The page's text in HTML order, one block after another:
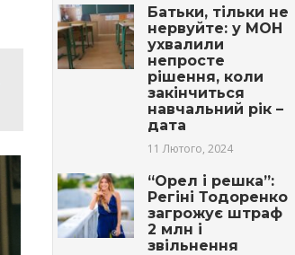
Батьки, тільки не
нервуйте: у МОН
ухвалили
непросте
рішення, коли
закінчиться
навчальний рік –
дата
11 Лютого, 2024
“Орел і решка”:
Регіні Тодоренко
загрожує штраф
2 млн і
звільнення